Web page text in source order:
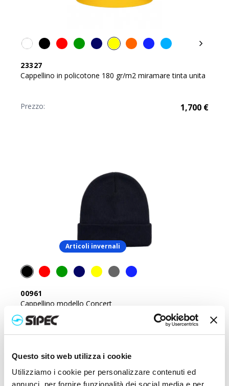
Questo sito web utilizza i cookie
Utilizziamo i cookie per personalizzare contenuti ed
annunci, per fornire funzionalità dei social media e per
23327
Cappellino in policotone 180 gr/m2 miramare tinta unita
Prezzo: 1,700 €
Articoli invernali
00961
Cappellino modello Concert
Prezzo: 2,600€